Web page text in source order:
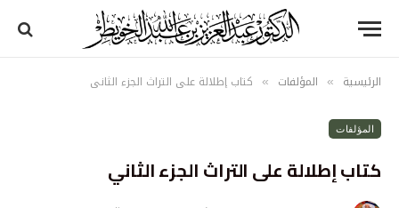
الرئيسية » المؤلفات » كتاب إطلالة على التراث الجزء الثاني
المؤلفات
كتاب إطلالة على التراث الجزء الثاني